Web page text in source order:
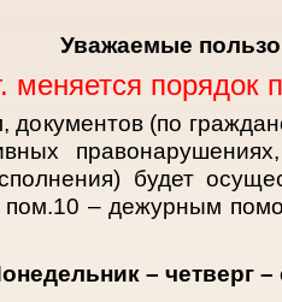
Уважаемые
меняется порядок
(по
будет
– дежурным
– четверг –